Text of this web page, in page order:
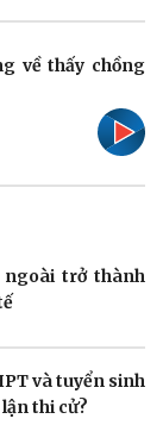
về thấy chồng
trở thành
và tuyển sinh
thi cử?